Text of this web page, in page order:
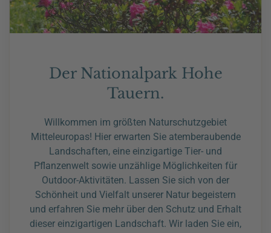
Der Nationalpark Hohe
Tauern.
Willkommen im größten Naturschutzgebiet
Mitteleuropas! Hier erwarten Sie atemberaubende
Landschaften, eine einzigartige Tier- und
Pflanzenwelt sowie unzählige Möglichkeiten für
Outdoor-Aktivitäten. Lassen Sie sich von der
Schönheit und Vielfalt unserer Natur begeistern
und erfahren Sie mehr über den Schutz und Erhalt
dieser einzigartigen Landschaft. Wir laden Sie ein,